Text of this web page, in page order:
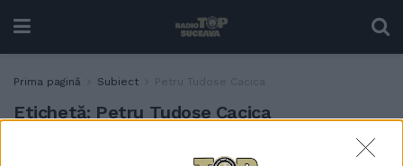
Prima pagină Subiect Petru Tudose Cacica
Etichetă: Petru Tudose Cacica
Gheorghe Flutur: Grigoraș